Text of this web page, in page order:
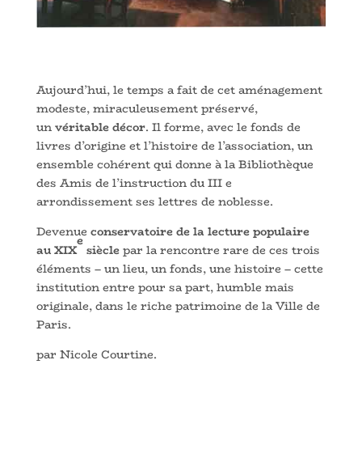
Aujourd’hui, le temps a fait de cet aménagement
modeste, miraculeusement préservé,
unvéritable décor. Il forme, avec le fonds de
livres d’origine et l’histoire de l’association, un
ensemble cohérent qui donne à la Bibliothèque
des Amis de l’instruction du III e
arrondissement ses lettres de noblesse.
Devenue conservatoire de la lecture populaire
au XIX
e
sièclepar la rencontre rare de ces trois
éléments – un lieu, un fonds, une histoire – cette
institution entre pour sa part, humble mais
originale, dans le riche patrimoine de la Ville de
Paris.
par Nicole Courtine.